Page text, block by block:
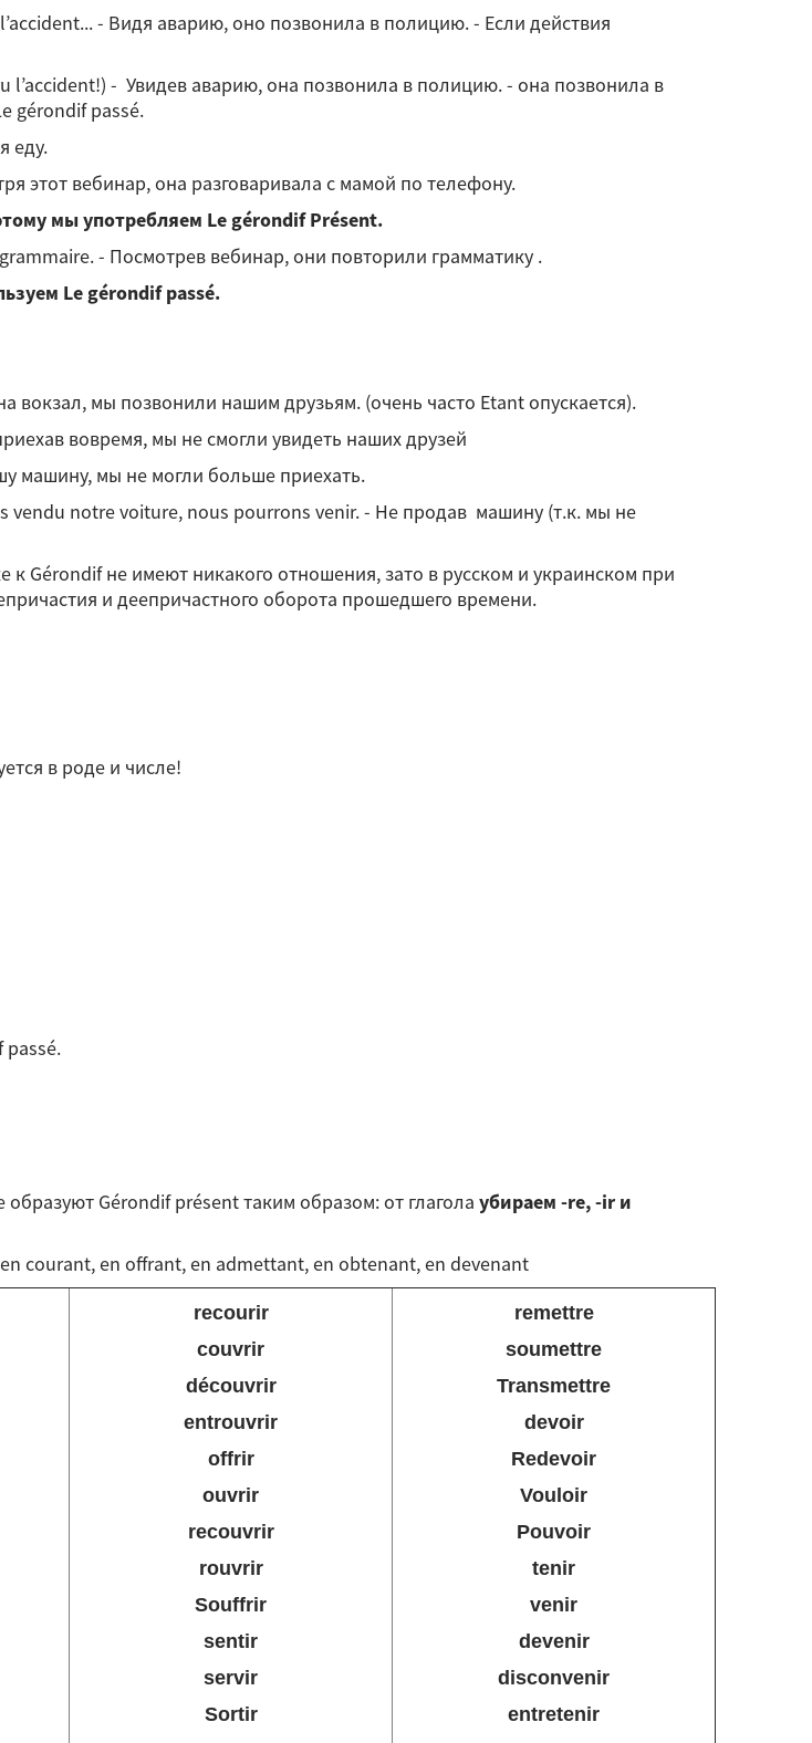
- Видя аварию, оно позвонила в полицию. - Если действия
l’accident!) - Увидев аварию, она позвонила в полицию. - она позвонила в
gérondif passé.
еду.
этот вебинар, она разговаривала с мамой по телефону.
мы употребляем Le gérondif Présent.
- Посмотрев вебинар, они повторили грамматику .
Le gérondif passé.
мы позвонили нашим друзьям. (очень часто Etant опускается).
вовремя, мы не смогли увидеть наших друзей
машину, мы не могли больше приехать.
vendu notre voiture, nous pourrons venir. - Не продав машину (т.к. мы не
Gérondif не имеют никакого отношения, зато в русском и украинском при
и деепричастного оборота прошедшего времени.
в роде и числе!
passé.
Gérondif présent таким образом: от глагола убираем -re, -ir и
courant, en offrant, en admettant, en obtenant, en devenant
recourir
couvrir
découvrir
entrouvrir
offrir
ouvrir
recouvrir
rouvrir
Souffrir
sentir
servir
Sortir
remettre
soumettre
Transmettre
devoir
Redevoir
Vouloir
Pouvoir
tenir
venir
devenir
disconvenir
entretenir